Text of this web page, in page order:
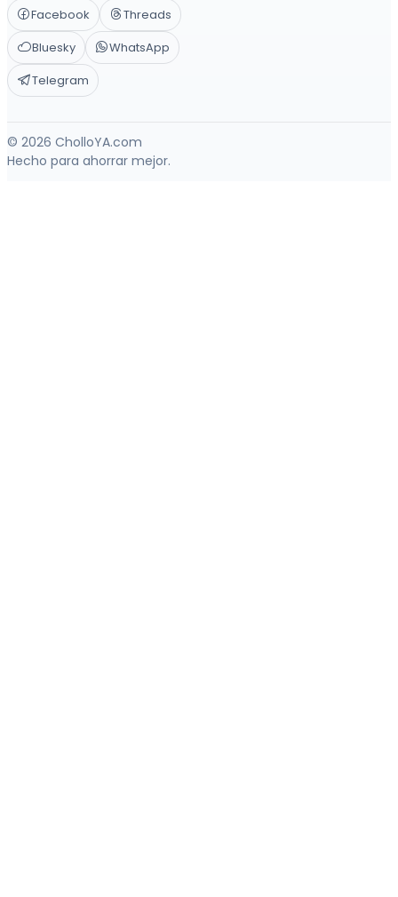
Facebook
Threads
Bluesky
WhatsApp
Telegram
© 2026 CholloYA.com
Hecho para ahorrar mejor.